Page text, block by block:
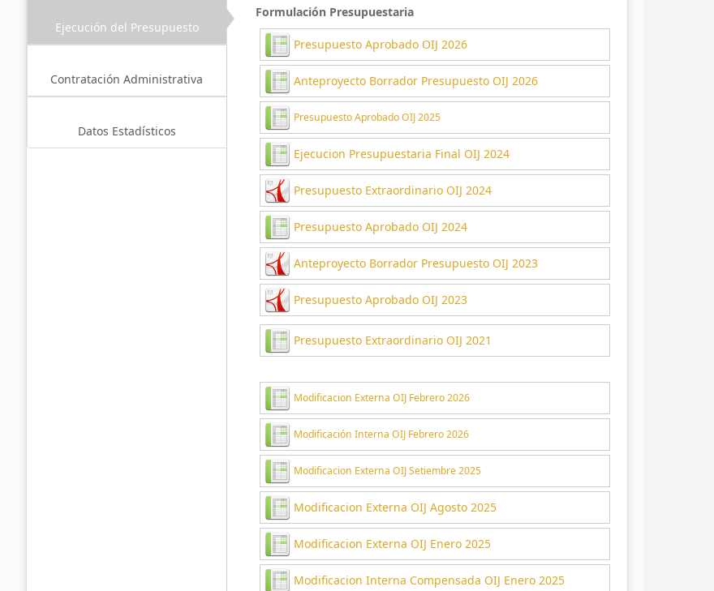
Ejecución del Presupuesto
Contratación Administrativa
Datos Estadísticos
Formulación Presupuestaria
Presupuesto Aprobado OIJ 2026
Anteproyecto Borrador Presupuesto OIJ 2026
Presupuesto Aprobado OIJ 2025
Ejecucion Presupuestaria Final OIJ 2024
Presupuesto Extraordinario OIJ 2024
Presupuesto Aprobado OIJ 2024
Anteproyecto Borrador Presupuesto OIJ 2023
Presupuesto Aprobado OIJ 2023
Presupuesto Extraordinario OIJ 2021
Modificacion Externa OIJ Febrero 2026
Modificación Interna OIJ Febrero 2026
Modificacion Externa OIJ Setiembre 2025
Modificacion Externa OIJ Agosto 2025
Modificacion Externa OIJ Enero 2025
Modificacion Interna Compensada OIJ Enero 2025